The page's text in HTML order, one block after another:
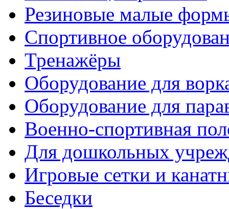
Резиновые малые
Спортивное
Тренажёры
Оборудование для
Оборудование для
Военно-спортивная
Для дошкольных
Игровые сетки и
Беседки